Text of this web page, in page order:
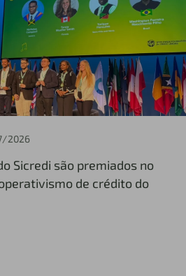
2026
Sicredi são premiados no
de crédito do